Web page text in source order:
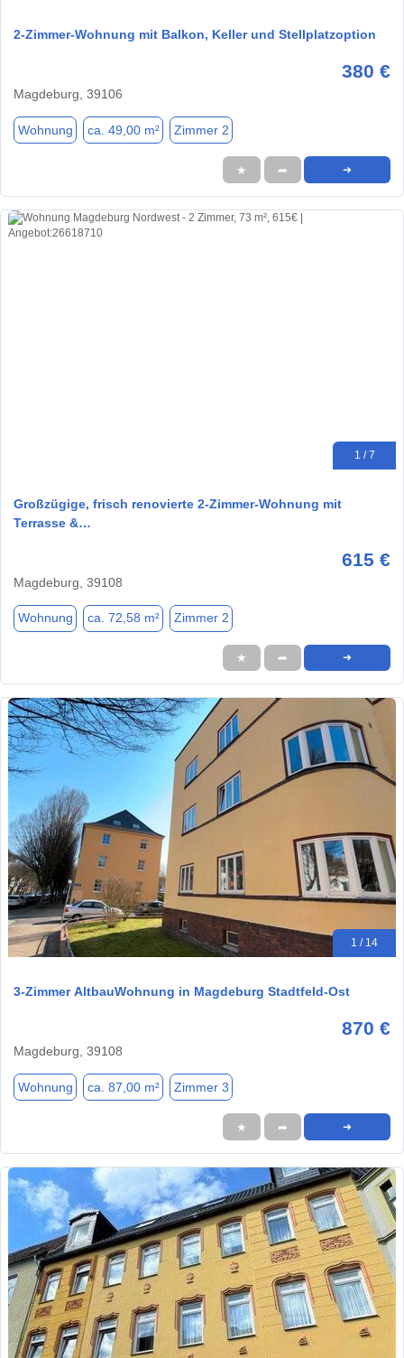
2-Zimmer-Wohnung mit Balkon, Keller und Stellplatzoption
380 €
Magdeburg, 39106
Wohnung ca. 49,00 m² Zimmer 2
★ ➦ ➜
1 / 7
Großzügige, frisch renovierte 2-Zimmer-Wohnung mit
Terrasse &…
615 €
Magdeburg, 39108
Wohnung ca. 72,58 m² Zimmer 2
★ ➦ ➜
1 / 14
3-Zimmer AltbauWohnung in Magdeburg Stadtfeld-Ost
870 €
Magdeburg, 39108
Wohnung ca. 87,00 m² Zimmer 3
★ ➦ ➜